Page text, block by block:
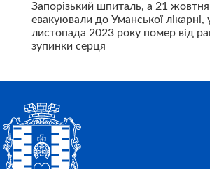
Запорізький шпиталь, а 21
евакуювали до Уманської лікарні,
листопада 2023 року помер від
зупинки серця